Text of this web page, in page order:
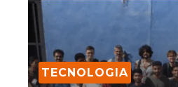
TECNOLOGIA